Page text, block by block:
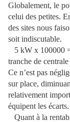
Globalement, le
celui des petites.
des sites nous
soit indiscutable.
5 kW x 100000
tranche de
Ce n’est pas
sur place,
relativement
équipent les écarts.
Quant à la